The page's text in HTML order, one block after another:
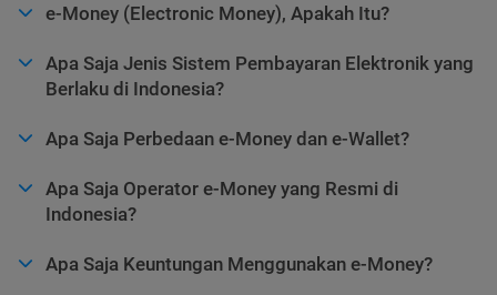
e-Money (Electronic Money), Apakah Itu?
Apa Saja Jenis Sistem Pembayaran Elektronik yang
Berlaku di Indonesia?
Apa Saja Perbedaan e-Money dan e-Wallet?
Apa Saja Operator e-Money yang Resmi di
Indonesia?
Apa Saja Keuntungan Menggunakan e-Money?